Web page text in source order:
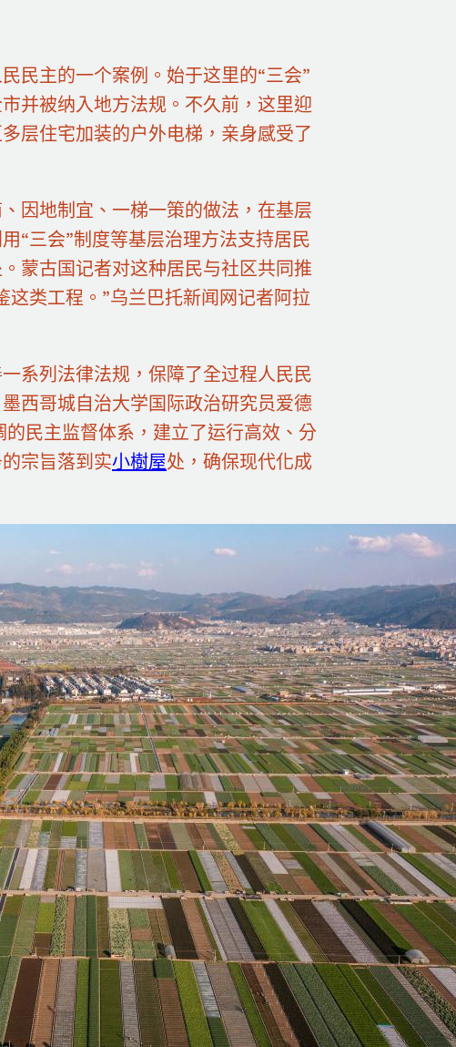
民主的一个案例。始于这里的“三会”
并被纳入地方法规。不久前，这里迎
层住宅加装的户外电梯，亲身感受了
因地制宜、一梯一策的做法，在基层
“三会”制度等基层治理方法支持居民
蒙古国记者对这种居民与社区共同推
类工程。”乌兰巴托新闻网记者阿拉
系列法律法规，保障了全过程人民民
西哥城自治大学国际政治研究员爱德
民主监督体系，建立了运行高效、分
宗旨落到实小樹屋处，确保现代化成